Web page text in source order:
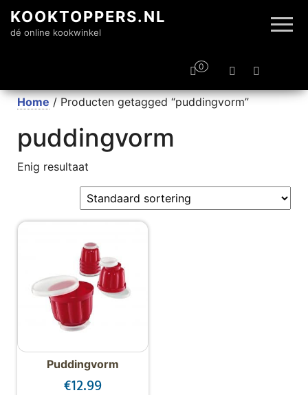
KOOKTOPPERS.NL
dé online kookwinkel
0
Home / Producten getagged “puddingvorm”
puddingvorm
Enig resultaat
Puddingvorm
€12.99